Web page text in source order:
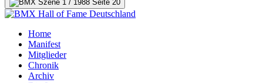
Home
Manifest
Mitglieder
Chronik
Archiv